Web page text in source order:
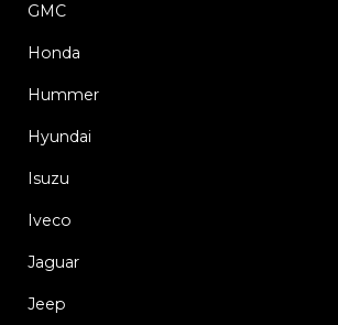
GMC
Honda
Hummer
Hyundai
Isuzu
Iveco
Jaguar
Jeep